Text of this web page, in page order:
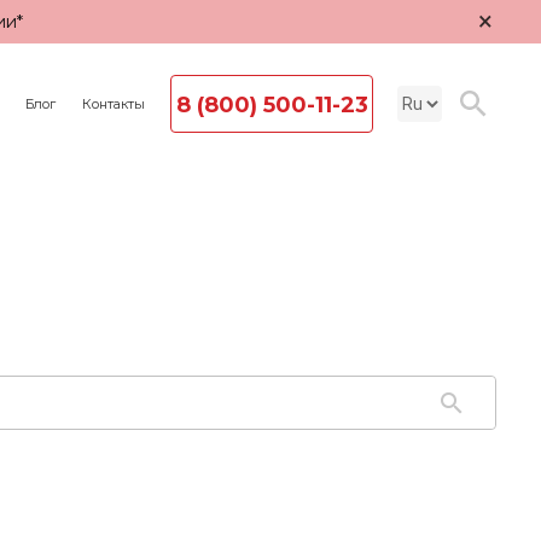
×
Блог Контакты 8 (800) 500-11-23